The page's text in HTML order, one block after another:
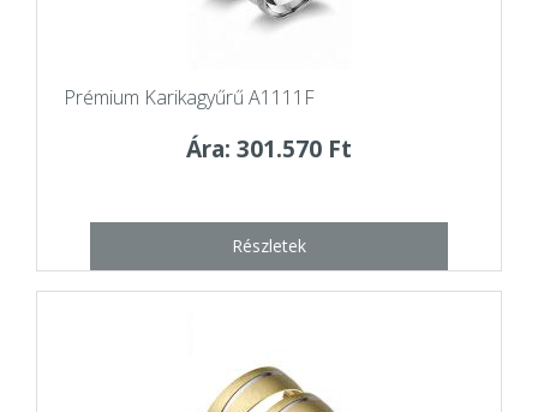
Prémium Karikagyűrű A1111F
Ára: 301.570 Ft
Részletek